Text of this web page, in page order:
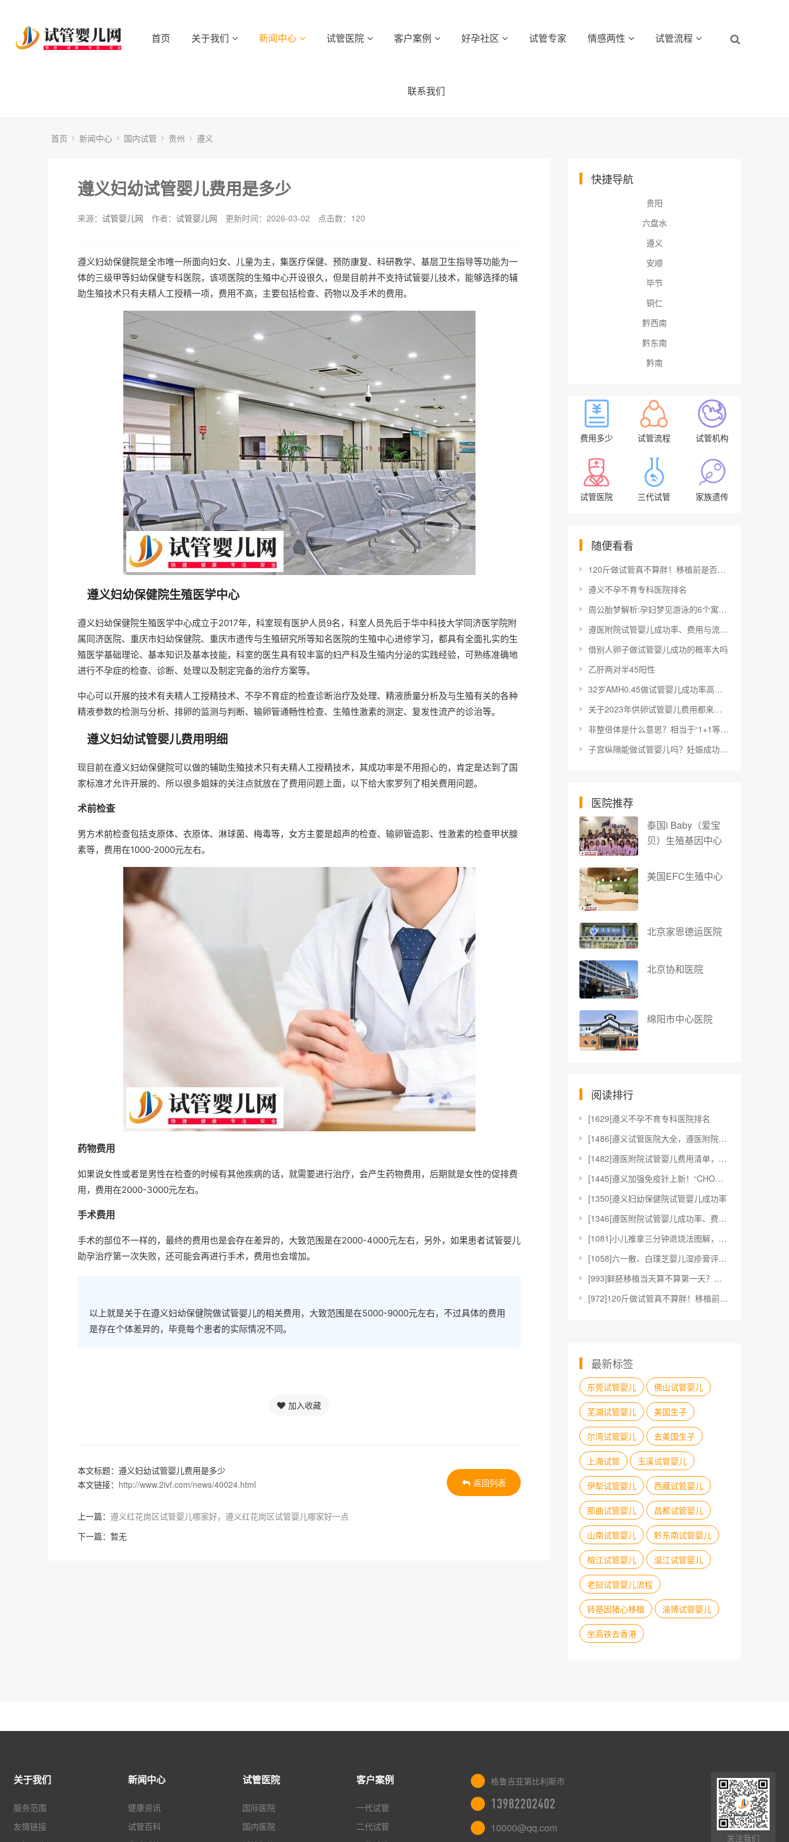
首页 关于我们 新闻中心 试管医院 客户案例 好孕社区 试管专家 情感两性 试管流程
联系我们
首页 新闻中心 国内试管 贵州 遵义
遵义妇幼试管婴儿费用是多少
来源： 试管婴儿网 作者： 试管婴儿网 更新时间：2026-03-02 点击数： 120
遵义妇幼保健院是全市唯一所面向妇女、儿童为主，集医疗保健、预防康复、科研教学、基层卫生指导等功能为一
体的三级甲等妇幼保健专科医院，该项医院的生殖中心开设很久，但是目前并不支持试管婴儿技术，能够选择的辅
助生殖技术只有夫精人工授精一项，费用不高，主要包括检查、药物以及手术的费用。
遵义妇幼保健院生殖医学中心
遵义妇幼保健院生殖医学中心成立于2017年，科室现有医护人员9名，科室人员先后于华中科技大学同济医学院附
属同济医院、重庆市妇幼保健院、重庆市遗传与生殖研究所等知名医院的生殖中心进修学习，都具有全面扎实的生
殖医学基础理论、基本知识及基本技能，科室的医生具有较丰富的妇产科及生殖内分泌的实践经验，可熟练准确地
进行不孕症的检查、诊断、处理以及制定完备的治疗方案等。
中心可以开展的技术有夫精人工授精技术、不孕不育症的检查诊断治疗及处理、精液质量分析及与生殖有关的各种
精液参数的检测与分析、排卵的监测与判断、输卵管通畅性检查、生殖性激素的测定、复发性流产的诊治等。
遵义妇幼试管婴儿费用明细
现目前在遵义妇幼保健院可以做的辅助生殖技术只有夫精人工授精技术，其成功率是不用担心的，肯定是达到了国
家标准才允许开展的、所以很多姐妹的关注点就放在了费用问题上面，以下给大家罗列了相关费用问题。
术前检查
男方术前检查包括支原体、衣原体、淋球菌、梅毒等，女方主要是超声的检查、输卵管造影、性激素的检查甲状腺
素等，费用在1000-2000元左右。
药物费用
如果说女性或者是男性在检查的时候有其他疾病的话，就需要进行治疗，会产生药物费用，后期就是女性的促排费
用，费用在2000-3000元左右。
手术费用
手术的部位不一样的，最终的费用也是会存在差异的，大致范围是在2000-4000元左右，另外，如果患者试管婴儿
助孕治疗第一次失败，还可能会再进行手术，费用也会增加。
以上就是关于在遵义妇幼保健院做试管婴儿的相关费用，大致范围是在5000-9000元左右，不过具体的费用
是存在个体差异的，毕竟每个患者的实际情况不同。
加入收藏
本文标题：遵义妇幼试管婴儿费用是多少
本文链接： http://www.2ivf.com/news/40024.html
上一篇： 遵义红花岗区试管婴儿哪家好，遵义红花岗区试管婴儿哪家好一点
下一篇：暂无
返回列表
快捷导航
贵阳
六盘水
遵义
安顺
毕节
铜仁
黔西南
黔东南
黔南
费用多少 试管流程 试管机构
试管医院 三代试管 家族遗传
随便看看
120斤做试管真不算胖！移植前是否需要减肥还得看身高
遵义不孕不育专科医院排名
周公胎梦解析:孕妇梦见游泳的6个寓意解读
遵医附院试管婴儿成功率、费用与流程指南
借别人卵子做试管婴儿成功的概率大吗
乙肝两对半45阳性
32岁AMH0.45做试管婴儿成功率高吗？
关于2023年供卵试管婴儿费用都来看看，不然会后悔！
非整倍体是什么意思？相当于“1+1等于3”
子宫纵隔能做试管婴儿吗？妊娠成功率给你最终答案
医院推荐
泰国i Baby（爱宝
贝）生殖基因中心
美国EFC生殖中心
北京家恩德运医院
北京协和医院
绵阳市中心医院
阅读排行
[1629]遵义不孕不育专科医院排名
[1486]遵义试管医院大全，遵医附院、遵义妇幼保健
[1482]遵医附院试管婴儿费用清单，生殖科助孕成功
[1445]遵义加强免疫针上新！“CHO细胞”疫苗加
[1350]遵义妇幼保健院试管婴儿成功率
[1346]遵医附院试管婴儿成功率、费用与流程指南
[1081]小儿推拿三分钟退烧法图解，切记要按照正确
[1058]六一散、白璞芝婴儿湿疹膏评测，用什么牌子
[993]鲜胚移植当天算不算第一天？移植后这些注意
[972]120斤做试管真不算胖！移植前是否需要减
最新标签
东莞试管婴儿 佛山试管婴儿
芜湖试管婴儿 美国生子
尔湾试管婴儿 去美国生子
上海试管 玉溪试管婴儿
伊犁试管婴儿 西藏试管婴儿
那曲试管婴儿 昌都试管婴儿
山南试管婴儿 黔东南试管婴儿
榕江试管婴儿 温江试管婴儿
老挝试管婴儿流程
转基因猪心移植 淄博试管婴儿
坐高铁去香港
关于我们
服务范围
友情链接
新闻中心
健康资讯
试管百科
试管医院
国际医院
国内医院
客户案例
一代试管
二代试管
格鲁吉亚第比利斯市
13982202402
10000@qq.com
关注我们